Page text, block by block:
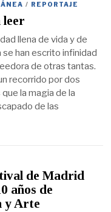
/ REPORTAJE
llena de vida y de
se han escrito infinidad
de otras tantas.
recorrido por dos
la magia de la
de las
de Madrid
años de
y Arte